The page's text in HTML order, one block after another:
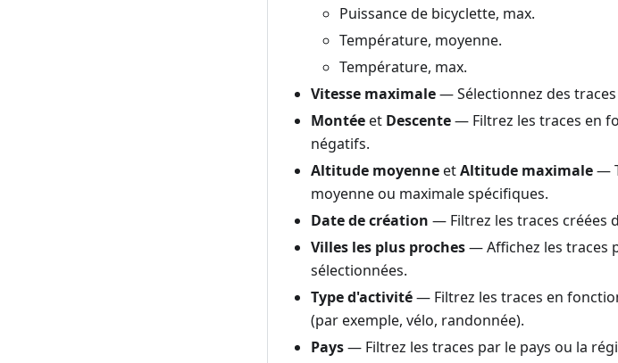
Puissance de bicyclette, max.
Température, moyenne.
Température, max.
Vitesse maximale— Sélectionnez des
Montéeet Descente— Filtrez les traces en
négatifs.
Altitude moyenneetAltitude maximale—
moyenne ou maximale spécifiques.
Date de création — Filtrez les traces créées
Villes les plus proches— Affichez les traces
sélectionnées.
Type d'activité— Filtrez les traces en
(par exemple, vélo, randonnée).
Pays— Filtrez les traces par le pays ou la